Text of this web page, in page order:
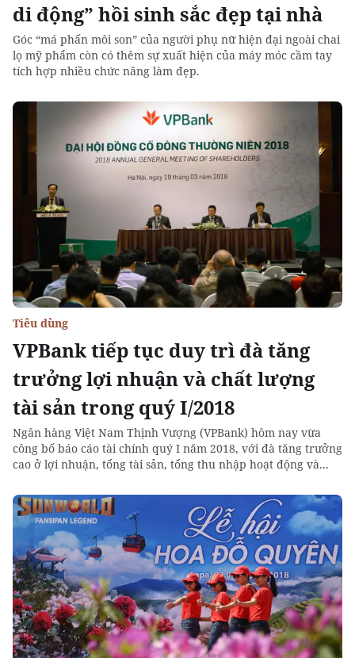
di động” hồi sinh sắc đẹp tại nhà
Góc “má phấn môi son” của người phụ nữ hiện đại ngoài chai
lọ mỹ phẩm còn có thêm sự xuất hiện của máy móc cầm tay
tích hợp nhiều chức năng làm đẹp.
VPBank tiếp tục duy trì đà tăng
trưởng lợi nhuận và chất lượng
tài sản trong quý I/2018
Tiêu dùng
Ngân hàng Việt Nam Thịnh Vượng (VPBank) hôm nay vừa
công bố báo cáo tài chính quý I năm 2018, với đà tăng trưởng
cao ở lợi nhuận, tổng tài sản, tổng thu nhập hoạt động và...